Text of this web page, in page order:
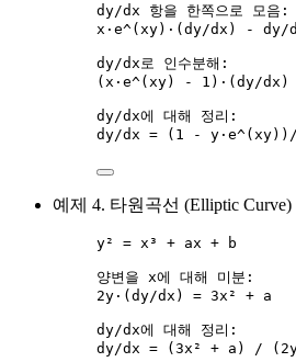
dy/dx 항을 한쪽으로 모음:
x·e^(xy)·(dy/dx) - dy/
dy/dx로 인수분해:
(x·e^(xy) - 1)·(dy/dx)
dy/dx에 대해 정리:
dy/dx = (1 -
예제 4. 타원곡선 (Elliptic Curve)
y² = x³ + ax + b
양변을 x에 대해 미분:
2y·(dy/dx) = 3x² + a
dy/dx에 대해 정리:
dy/dx = (3x² + a) /